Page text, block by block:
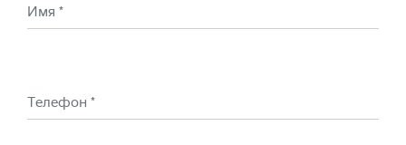
Имя *
Телефон *